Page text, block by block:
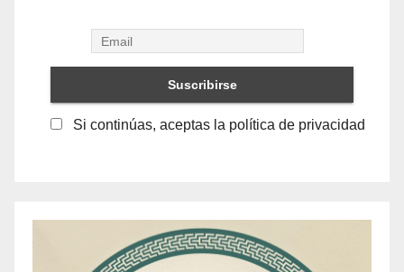
Si continúas, aceptas la política de privacidad